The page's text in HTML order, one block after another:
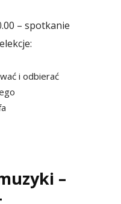
– spotkanie
i odbierać
–